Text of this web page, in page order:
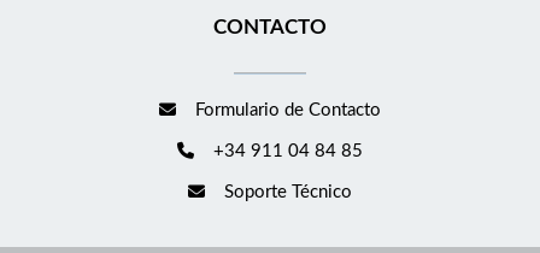
CONTACTO
Formulario de Contacto
+34 911 04 84 85
Soporte Técnico